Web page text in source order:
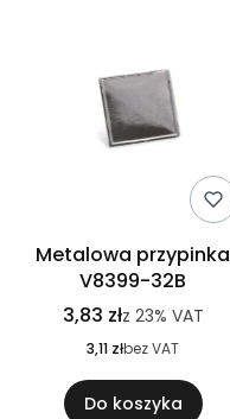
Metalowa przypinka
V8399-32B
3,83 złz 23% VAT
3,11 złbez VAT
Do koszyka